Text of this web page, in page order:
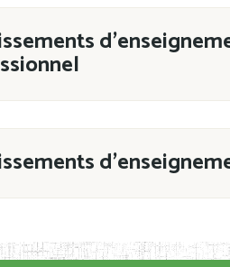
de la Décision N°90/